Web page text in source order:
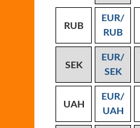
RUB
EUR/
RUB
SEK
EUR/
SEK
UAH
EUR/
UAH